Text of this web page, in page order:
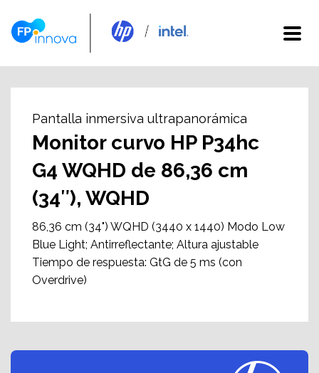
Pantalla inmersiva ultrapanorámica
Monitor curvo HP P34hc
G4 WQHD de 86,36 cm
(34″), WQHD
86,36 cm (34") WQHD (3440 x 1440) Modo Low
Blue Light; Antirreflectante; Altura ajustable
Tiempo de respuesta: GtG de 5 ms (con
Overdrive)